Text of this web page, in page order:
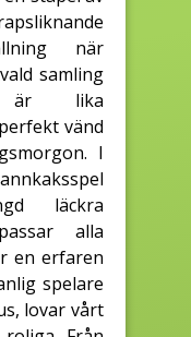
när
samling
är lika
vänd
I
läckra
alla
en erfaren
spelare
lovar vårt